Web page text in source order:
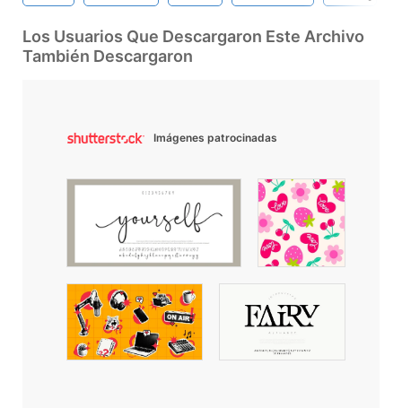
Los Usuarios Que Descargaron Este Archivo
También Descargaron
Imágenes patrocinadas